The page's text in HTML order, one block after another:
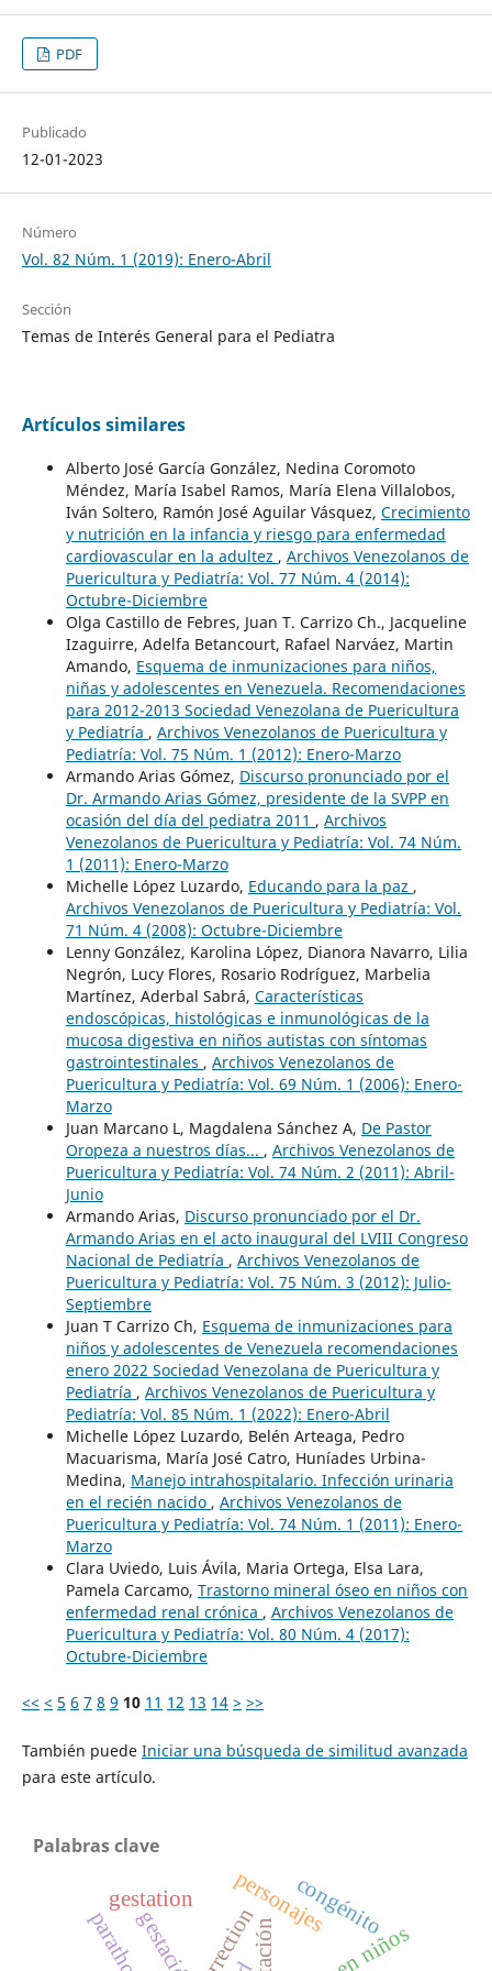
PDF
Publicado
12-01-2023
Número
Vol. 82 Núm. 1 (2019): Enero-Abril
Sección
Temas de Interés General para el Pediatra
Artículos similares
Alberto José García González, Nedina Coromoto
Méndez, María Isabel Ramos, María Elena Villalobos,
Iván Soltero, Ramón José Aguilar Vásquez, Crecimiento
y nutrición en la infancia y riesgo para enfermedad
cardiovascular en la adultez , Archivos Venezolanos de
Puericultura y Pediatría: Vol. 77 Núm. 4 (2014):
Octubre-Diciembre
Olga Castillo de Febres, Juan T. Carrizo Ch., Jacqueline
Izaguirre, Adelfa Betancourt, Rafael Narváez, Martin
Amando, Esquema de inmunizaciones para niños,
niñas y adolescentes en Venezuela. Recomendaciones
para 2012-2013 Sociedad Venezolana de Puericultura
y Pediatría , Archivos Venezolanos de Puericultura y
Pediatría: Vol. 75 Núm. 1 (2012): Enero-Marzo
Armando Arias Gómez, Discurso pronunciado por el
Dr. Armando Arias Gómez, presidente de la SVPP en
ocasión del día del pediatra 2011 , Archivos
Venezolanos de Puericultura y Pediatría: Vol. 74 Núm.
1 (2011): Enero-Marzo
Michelle López Luzardo, Educando para la paz ,
Archivos Venezolanos de Puericultura y Pediatría: Vol.
71 Núm. 4 (2008): Octubre-Diciembre
Lenny González, Karolina López, Dianora Navarro, Lilia
Negrón, Lucy Flores, Rosario Rodríguez, Marbelia
Martínez, Aderbal Sabrá, Características
endoscópicas, histológicas e inmunológicas de la
mucosa digestiva en niños autistas con síntomas
gastrointestinales , Archivos Venezolanos de
Puericultura y Pediatría: Vol. 69 Núm. 1 (2006): Enero-
Marzo
Juan Marcano L, Magdalena Sánchez A, De Pastor
Oropeza a nuestros días... , Archivos Venezolanos de
Puericultura y Pediatría: Vol. 74 Núm. 2 (2011): Abril-
Junio
Armando Arias, Discurso pronunciado por el Dr.
Armando Arias en el acto inaugural del LVIII Congreso
Nacional de Pediatría , Archivos Venezolanos de
Puericultura y Pediatría: Vol. 75 Núm. 3 (2012): Julio-
Septiembre
Juan T Carrizo Ch, Esquema de inmunizaciones para
niños y adolescentes de Venezuela recomendaciones
enero 2022 Sociedad Venezolana de Puericultura y
Pediatría , Archivos Venezolanos de Puericultura y
Pediatría: Vol. 85 Núm. 1 (2022): Enero-Abril
Michelle López Luzardo, Belén Arteaga, Pedro
Macuarisma, María José Catro, Huníades Urbina-
Medina, Manejo intrahospitalario. Infección urinaria
en el recién nacido , Archivos Venezolanos de
Puericultura y Pediatría: Vol. 74 Núm. 1 (2011): Enero-
Marzo
Clara Uviedo, Luis Ávila, Maria Ortega, Elsa Lara,
Pamela Carcamo, Trastorno mineral óseo en niños con
enfermedad renal crónica , Archivos Venezolanos de
Puericultura y Pediatría: Vol. 80 Núm. 4 (2017):
Octubre-Diciembre
<< < 5 6 7 8 9 10 11 12 13 14 > >>
También puede Iniciar una búsqueda de similitud avanzada
para este artículo.
Palabras clave
gestación
gestation personajescongénito